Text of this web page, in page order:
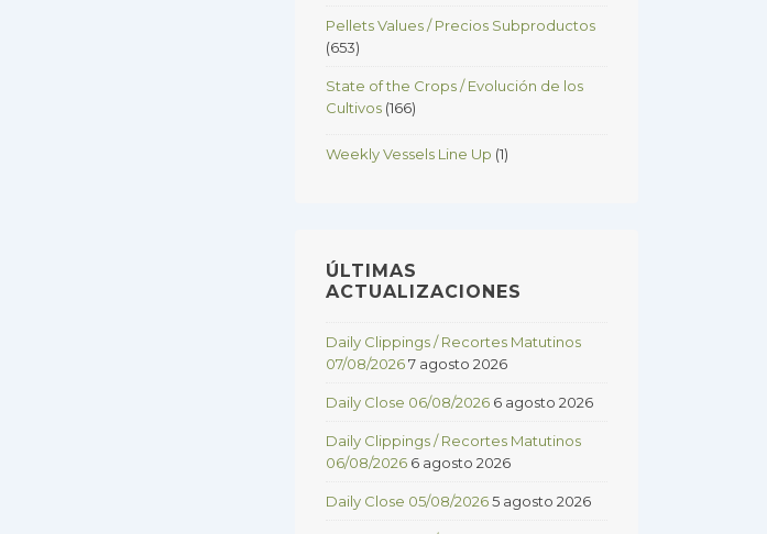
Pellets Values / Precios Subproductos
(653)
State of the Crops / Evolución de los
Cultivos (166)
Weekly Vessels Line Up (1)
ÚLTIMAS
ACTUALIZACIONES
Daily Clippings / Recortes Matutinos
07/08/20267 agosto 2026
Daily Close 06/08/2026 6 agosto 2026
Daily Clippings / Recortes Matutinos
06/08/2026 6 agosto 2026
Daily Close 05/08/20265 agosto 2026